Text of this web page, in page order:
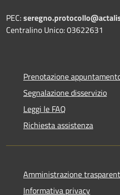
PEC:
Centralino Unico: 03622631
Prenotazione
Segnalazione disservizio
Leggi le FAQ
Richiesta assistenza
Amministrazione
Informativa privacy